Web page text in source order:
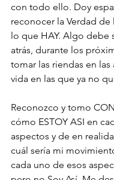
con todo ello. Doy
reconocer la Verdad de
lo que HAY. Algo debe
atrás, durante los
tomar las riendas en las
vida en las que ya no
Reconozco y tomo
cómo ESTOY ASI en
aspectos y de en
cuál sería mi
cada uno de esos